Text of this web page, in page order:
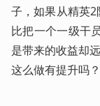
子，如果从精英
比把一个一级干
是带来的收益却
这么做有提升吗